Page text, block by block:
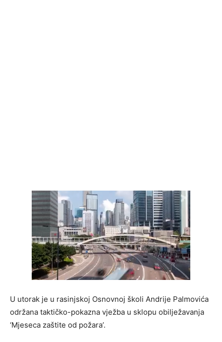
U utorak je u rasinjskoj Osnovnoj školi Andrije Palmovića
održana taktičko-pokazna vježba u sklopu obilježavanja
‘Mjeseca zaštite od požara’.